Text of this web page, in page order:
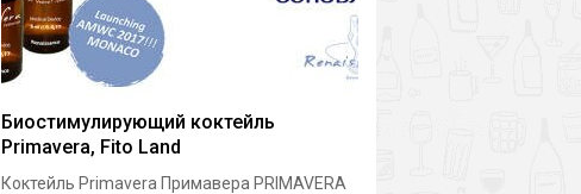
Биостимулирующий коктейль
Primavera, Fito Land
Коктейль Primavera Примавера PRIMAVERA